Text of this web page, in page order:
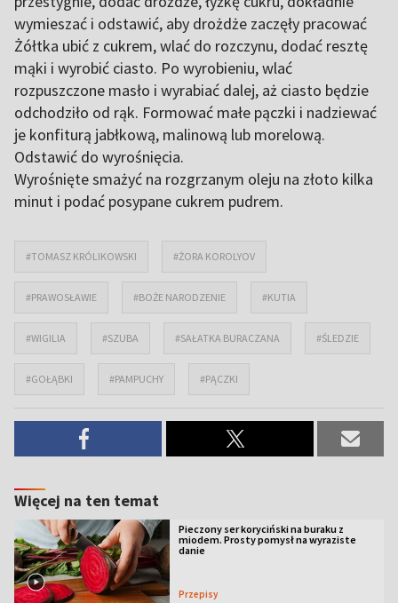
wymieszać i odstawić, aby drożdże zaczęły pracować
Żółtka ubić z cukrem, wlać do rozczynu, dodać resztę
mąki i wyrobić ciasto. Po wyrobieniu, wlać
rozpuszczone masło i wyrabiać dalej, aż ciasto będzie
odchodziło od rąk. Formować małe pączki i nadziewać
je konfiturą jabłkową, malinową lub morelową.
Odstawić do wyrośnięcia.
Wyrośnięte smażyć na rozgrzanym oleju na złoto kilka
minut i podać posypane cukrem pudrem.
#TOMASZ KRÓLIKOWSKI #ŻORA KOROLYOV
#PRAWOSŁAWIE #BOŻE NARODZENIE #KUTIA
#WIGILIA #SZUBA #SAŁATKA BURACZANA #ŚLEDZIE
#GOŁĄBKI #PAMPUCHY #PĄCZKI
Więcej na ten temat
Pieczony ser koryciński na buraku z
miodem. Prosty pomysł na wyraziste
danie
Przepisy